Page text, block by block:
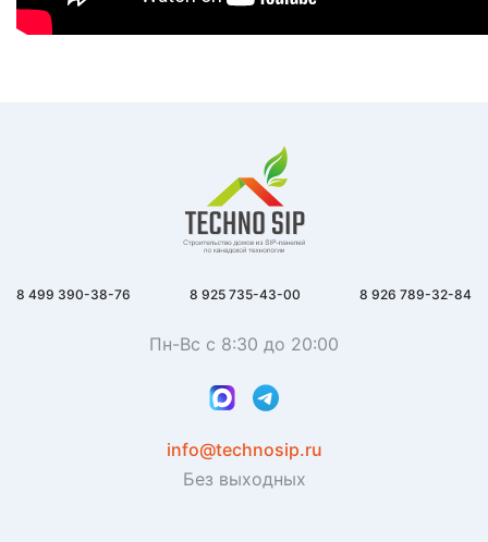
8 499 390-38-76 8 925 735-43-00 8 926 789-32-84
Пн-Вс с 8:30 до 20:00
info@technosip.ru
Без выходных